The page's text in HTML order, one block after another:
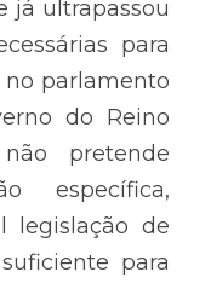
já ultrapassou
para
parlamento
do Reino
pretende
específica,
legislação de
para